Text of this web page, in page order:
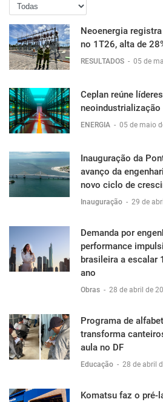
Neoenergia
no 1T26, alta de
RESULTADOS - 05 de
Ceplan reúne
ENERGIA - 05 de maio
Inauguração da
avanço da
novo ciclo de
Inauguração - 29 de
Demanda por
performance
brasileira a escalar
ano
Obras - 28 de abril de
Programa de
transforma
aula no DF
Educação - 28 de abril
Komatsu faz o pré-